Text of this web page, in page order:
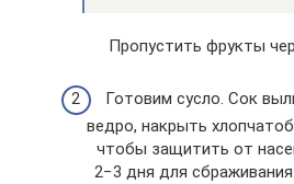
Пропустить фрукты
Готовим сусло. Сок
ведро, накрыть
чтобы защитить от
2−3 дня для